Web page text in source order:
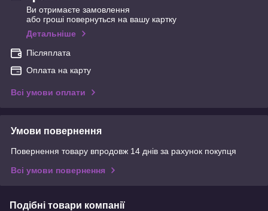
Ви отримаєте замовлення
або гроші повернуться на вашу картку
Детальніше
Післяплата
Оплата на карту
Всі умови оплати
Умови повернення
Повернення товару впродовж 14 днів за рахунок покупця
Всі умови повернення
Подібні товари компанії